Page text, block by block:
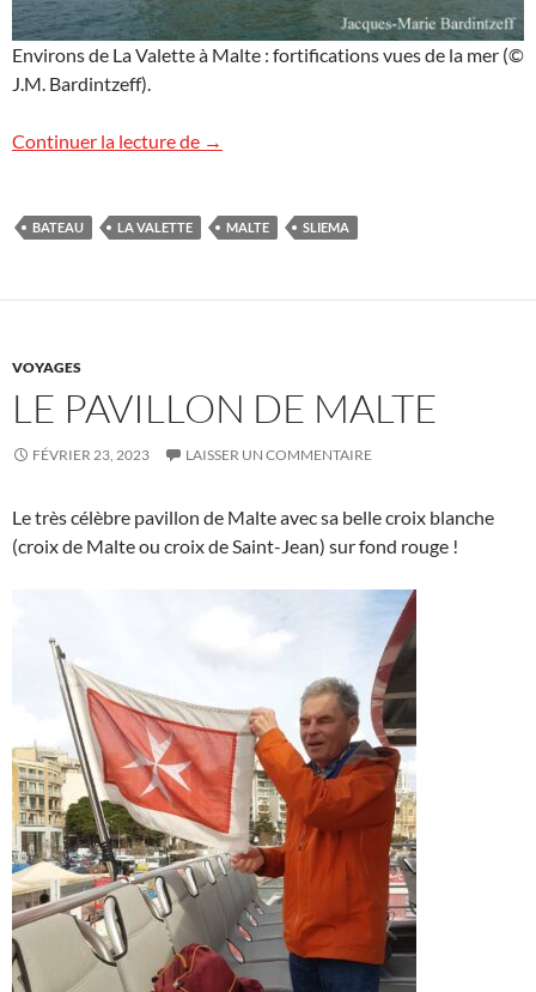
Environs de La Valette à Malte : fortifications vues de la mer (©
J.M. Bardintzeff).
Continuer la lecture de En bateau aux environs de la Valette
→
BATEAU LA VALETTE MALTE SLIEMA
VOYAGES
LE PAVILLON DE MALTE
FÉVRIER 23, 2023 LAISSER UN COMMENTAIRE
Le très célèbre pavillon de Malte avec sa belle croix blanche
(croix de Malte ou croix de Saint-Jean) sur fond rouge !